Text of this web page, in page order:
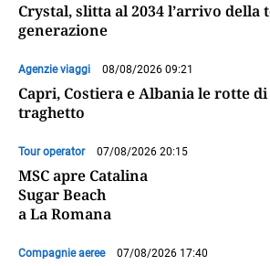
Crystal, slitta al 2034 l’arrivo della
generazione
Agenzie viaggi 08/08/2026 09:21
Capri, Costiera e Albania le rotte
traghetto
Tour operator 07/08/2026 20:15
MSC apre Catalina
Sugar Beach
a La Romana
Compagnie aeree 07/08/2026 17:40